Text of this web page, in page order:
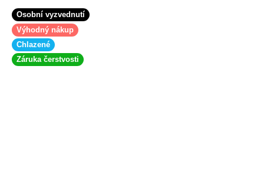
Osobní vyzvednutí
Výhodný nákup
Chlazené
Záruka čerstvosti